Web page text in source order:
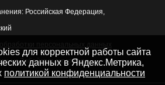
Российская Федерация,
и Забайкальского края
для корректной работы сайта
данных в Яндекс.Метрика,
политикой конфиденциальности